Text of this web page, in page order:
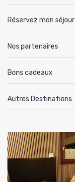
Réservez mon séjour
Nos partenaires
Bons cadeaux
Autres Destinations